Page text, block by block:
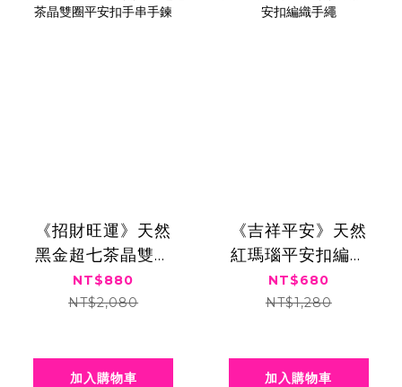
《招財旺運》天然
黑金超七茶晶雙圈
平安扣手串手鍊
NT$880
NT$2,080
加入購物車
《吉祥平安》天然
紅瑪瑙平安扣編織
手繩
NT$680
NT$1,280
加入購物車